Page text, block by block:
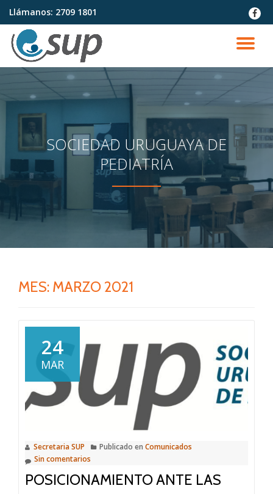
Saltar
contenido
Llámanos: 2709 1801
fa-
SOCIEDAD URUGUAYA DE
PEDIATRÍA
MES: MARZO 2021
24
MAR
Secretaria SUP Publicado en Comunicados
Sin comentarios
POSICIONAMIENTO ANTE LAS